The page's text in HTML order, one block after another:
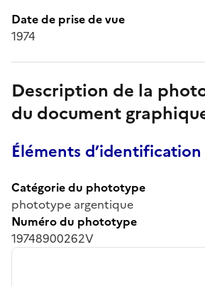
Date de prise de vue
1974
Description de la
du document
Éléments d’identification
Catégorie du phototype
phototype argentique
Numéro du phototype
19748900262V